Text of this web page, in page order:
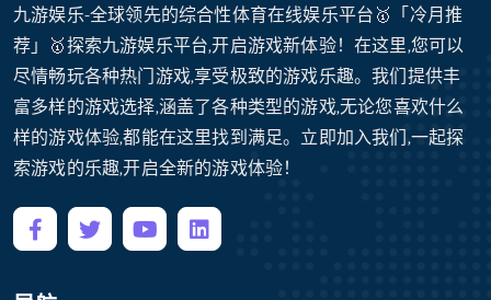
九游娱乐-全球领先的综合性体育在线娱乐平台🥇「冷月推
荐」🥇探索九游娱乐平台,开启游戏新体验！在这里,您可以
尽情畅玩各种热门游戏,享受极致的游戏乐趣。我们提供丰
富多样的游戏选择,涵盖了各种类型的游戏,无论您喜欢什么
样的游戏体验,都能在这里找到满足。立即加入我们,一起探
索游戏的乐趣,开启全新的游戏体验！